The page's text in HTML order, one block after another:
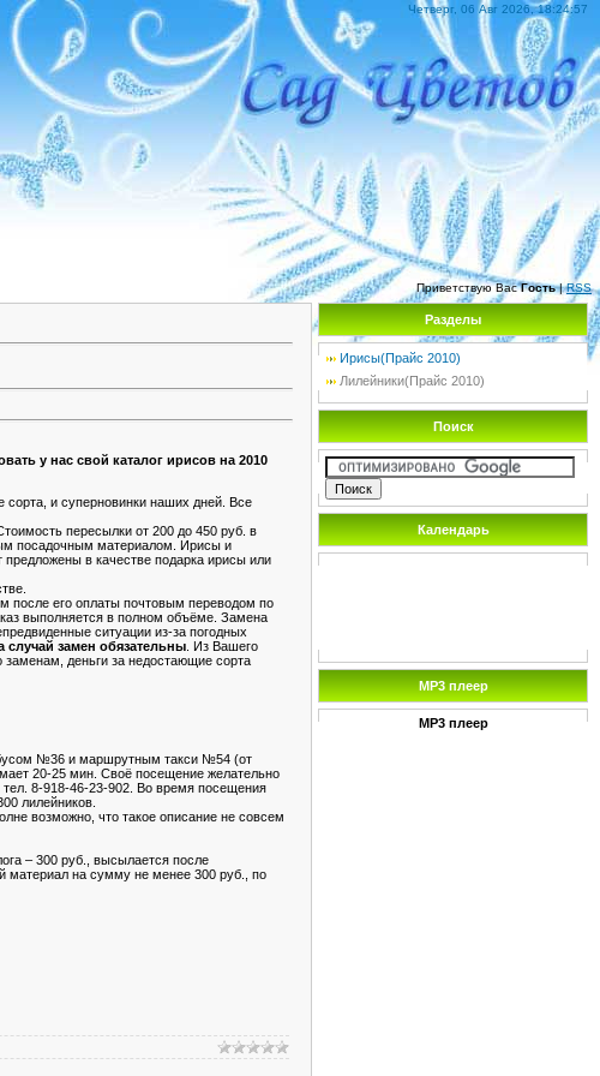
Четверг, 06 Авг 2026, 18:24:57
Приветствую Вас Гость|RSS
у нас свой каталог ирисов на 2010
и суперновинки наших дней. Все
пересылки от 200 до 450 руб. в
посадочным материалом. Ирисы и
в качестве подарка ирисы или
после его оплаты почтовым переводом по
выполняется в полном объёме. Замена
ситуации из-за погодных
замен обязательны . Из Вашего
деньги за недостающие сорта
№36 и маршрутным такси №54 (от
20-25 мин. Своё посещение желательно
8-918-46-23-902. Во время посещения
лилейников.
возможно, что такое описание не совсем
– 300 руб., высылается после
материал на сумму не менее 300 руб., по
Разделы
Ирисы(Прайс 2010)
Лилейники(Прайс 2010)
Поиск
Календарь
MP3 плеер
MP3 плеер